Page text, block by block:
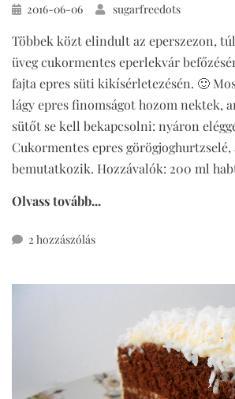
Közzétéve
2016-06-06 sugarfreedots
Többek közt elindult az eperszezon,
üveg cukormentes eperlekvár
fajta epres süti kikísérletezésén. 🙂
lágy epres finomságot hozom nektek,
sütőt se kell bekapcsolni: nyáron
Cukormentes epres
bemutatkozik. Hozzávalók: 200 ml
Olvass tovább...
2 hozzászóláscukormentes
bejegyzéshez